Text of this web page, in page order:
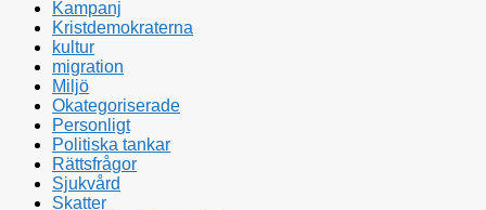
Kampanj
Kristdemokraterna
kultur
migration
Miljö
Okategoriserade
Personligt
Politiska tankar
Rättsfrågor
Sjukvård
Skatter